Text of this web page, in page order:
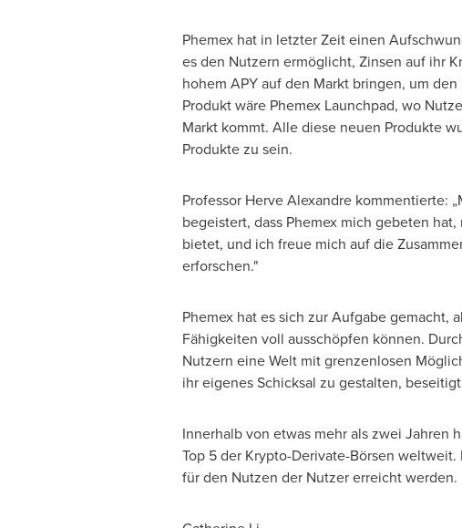
Phemex hat in letzter Zeit einen
es den Nutzern ermöglicht, Zinsen auf ihr
hohem APY auf den Markt bringen, um
Produkt wäre Phemex Launchpad, wo
Markt kommt. Alle diese neuen Produkte
Produkte zu sein.
Professor Herve Alexandrekommentierte:
begeistert, dass Phemex mich gebeten
bietet, und ich freue mich auf die
erforschen."
Phemex hat es sich zur Aufgabe
Fähigkeiten voll ausschöpfen können.
Nutzern eine Welt mit grenzenlosen
ihr eigenes Schicksal zu gestalten,
Innerhalb von etwas mehr als zwei Jahren
Top 5 der Krypto-Derivate-Börsen
für den Nutzen der Nutzer erreicht werden.